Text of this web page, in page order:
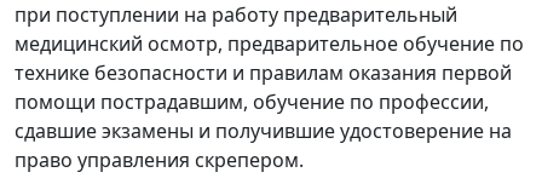
при поступлении на работу предварительный
медицинский осмотр, предварительное обучение по
технике безопасности и правилам оказания первой
помощи пострадавшим, обучение по профессии,
сдавшие экзамены и получившие удостоверение на
право управления скрепером.